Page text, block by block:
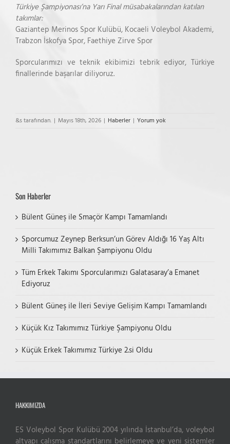
Türkiye Şampiyonası’na Yarı Final müsabakalarından katılan
takımlar:
Gaziantep Merinos Spor Kulübü, Kocaeli Voleybol Akademi,
Trabzon İskofya Spor, Faethiye Zirve Spor
Sporcularımızı ve teknik ekibimizi tebrik ediyor, Türkiye
finallerinde başarılar diliyoruz.
&s tarafından. | Mayıs 18th, 2026 | Haberler | Yorum yok
Son Haberler
Bülent Güneş ile Smaçör Kampı Tamamlandı
Sporcumuz Zeynep Berksun’un Görev Aldığı 16 Yaş Altı
Milli Takımımız Balkan Şampiyonu Oldu
Tüm Erkek Takımı Sporcularımızı Galatasaray’a Emanet
Ediyoruz
Bülent Güneş ile İleri Seviye Gelişim Kampı Tamamlandı
Küçük Kız Takımımız Türkiye Şampiyonu Oldu
Küçük Erkek Takımımız Türkiye 2.si Oldu
HAKKIMIZDA
ES Voleybol Spor Kulübü 2004 yılında İstanbul’da, voleybol
altyapı çalışma standartlarını belirlemeye ve yeni sistemler
Live Support